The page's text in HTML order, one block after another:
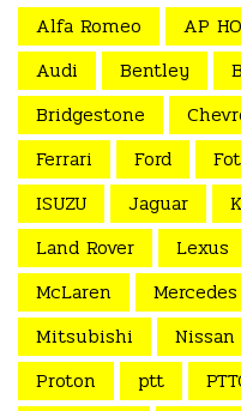
Alfa Romeo AP
Audi
Bentley
Bridgestone
Ferrari
Ford
ISUZU
Jaguar
Land Rover
Lexus
McLaren
Mitsubishi
Nissan
Proton
ptt